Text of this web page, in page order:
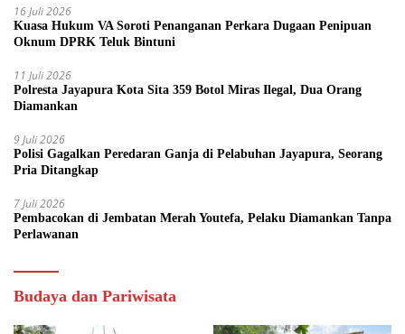
16 Juli 2026
Kuasa Hukum VA Soroti Penanganan Perkara Dugaan Penipuan
Oknum DPRK Teluk Bintuni
11 Juli 2026
Polresta Jayapura Kota Sita 359 Botol Miras Ilegal, Dua Orang
Diamankan
9 Juli 2026
Polisi Gagalkan Peredaran Ganja di Pelabuhan Jayapura, Seorang
Pria Ditangkap
7 Juli 2026
Pembacokan di Jembatan Merah Youtefa, Pelaku Diamankan Tanpa
Perlawanan
Budaya dan Pariwisata